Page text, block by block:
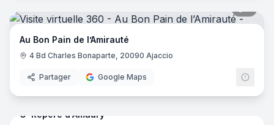
Au Bon Pain de l’Amirauté
4 Bd Charles Bonaparte, 20090 Ajaccio
Partager Google Maps
O' Repère d'Amaury